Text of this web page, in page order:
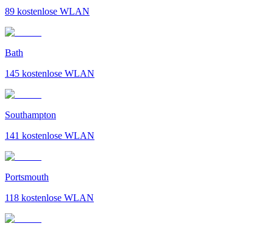
89 kostenlose WLAN
Bath
145 kostenlose WLAN
Southampton
141 kostenlose WLAN
Portsmouth
118 kostenlose WLAN